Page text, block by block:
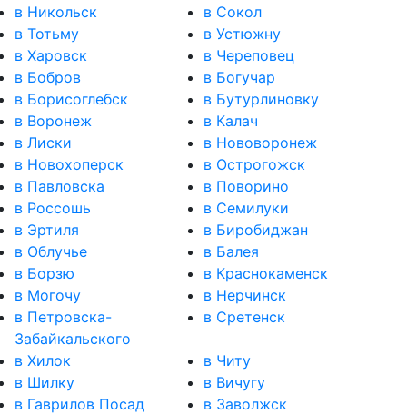
в Никольск
в Сокол
в Тотьму
в Устюжну
в Харовск
в Череповец
в Бобров
в Богучар
в Борисоглебск
в Бутурлиновку
в Воронеж
в Калач
в Лиски
в Нововоронеж
в Новохоперск
в Острогожск
в Павловска
в Поворино
в Россошь
в Семилуки
в Эртиля
в Биробиджан
в Облучье
в Балея
в Борзю
в Краснокаменск
в Могочу
в Нерчинск
в Петровска-
Забайкальского
в Сретенск
в Хилок
в Читу
в Шилку
в Вичугу
в Гаврилов Посад
в Заволжск